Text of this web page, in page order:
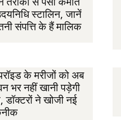
स्टालिन, जानें
संपत्ति के हैं मालिक
के मरीजों को अब
भर नहीं खानी पड़ेगी
डॉक्टरों ने खोजी नई